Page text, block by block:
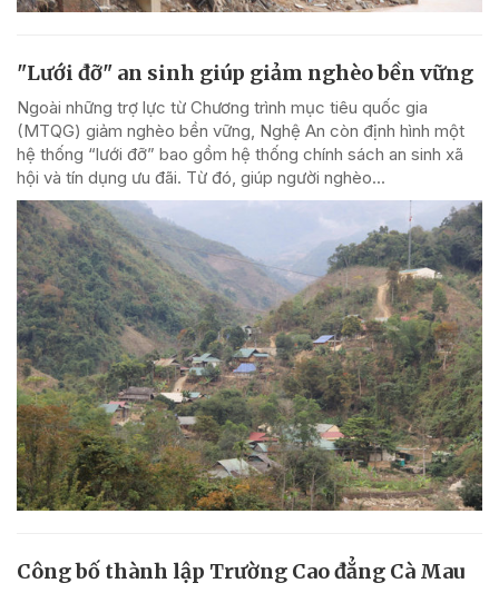
"Lưới đỡ" an sinh giúp giảm nghèo bền vững
Ngoài những trợ lực từ Chương trình mục tiêu quốc gia
(MTQG) giảm nghèo bền vững, Nghệ An còn định hình một
hệ thống “lưới đỡ” bao gồm hệ thống chính sách an sinh xã
hội và tín dụng ưu đãi. Từ đó, giúp người nghèo...
Công bố thành lập Trường Cao đẳng Cà Mau